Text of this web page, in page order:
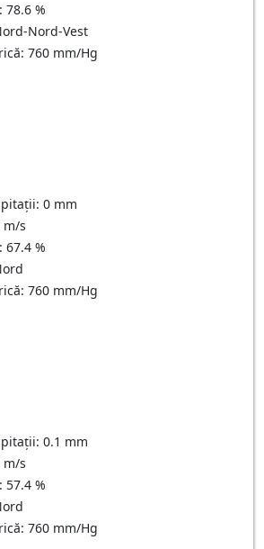
78.6 %
Nord-Vest
760 mm/Hg
0 mm
m/s
67.4 %
760 mm/Hg
0.1 mm
m/s
57.4 %
760 mm/Hg